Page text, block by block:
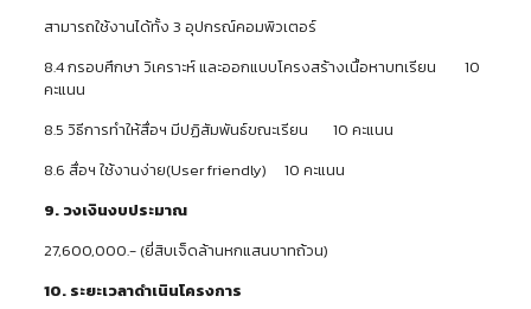
สามารถใช้งานได้ทั้ง 3 อุปกรณ์คอมพิวเตอร์
8.4 กรอบศึกษา วิเคราะห์ และออกแบบโครงสร้างเนื้อหาบทเรียน 10
คะแนน
8.5 วิธีการทำให้สื่อฯ มีปฏิสัมพันธ์ขณะเรียน 10 คะแนน
8.6 สื่อฯ ใช้งานง่าย(User friendly) 10 คะแนน
9. วงเงินงบประมาณ
27,600,000.- (ยี่สิบเจ็ดล้านหกแสนบาทถ้วน)
10. ระยะเวลาดำเนินโครงการ